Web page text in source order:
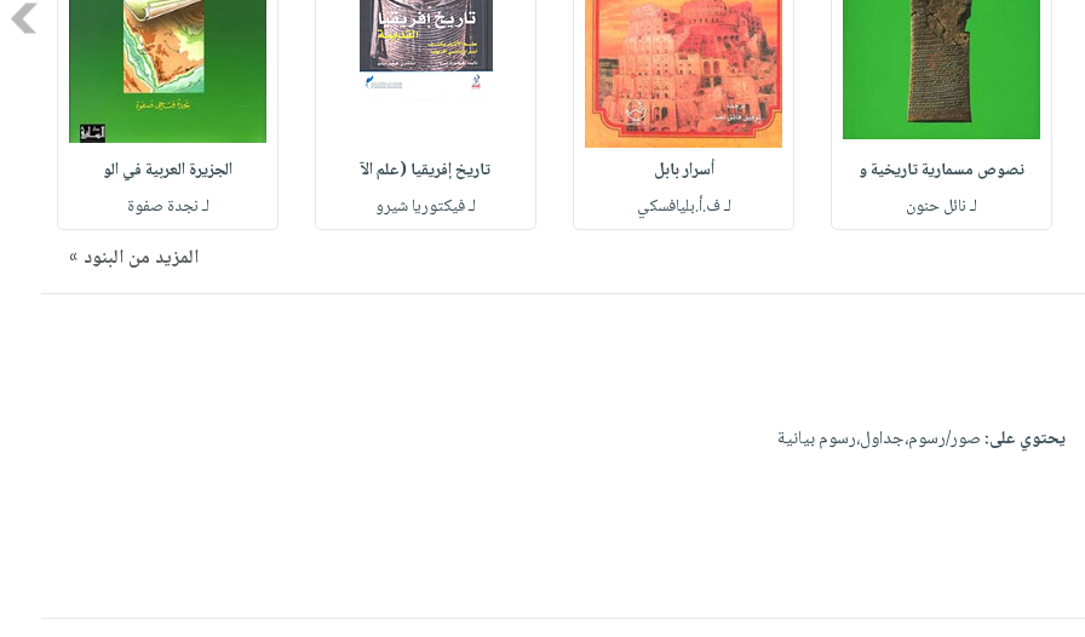
نصوص مسمارية تاريخية و
لـ نائل حنون
أسرار بابل
لـ ف.أ.بليافسكي
تاريخ إفريقيا (علم الآ
لـ فيكتوريا شيرو
الجزيرة العربية في الو
لـ نجدة صفوة
المزيد من البنود »
يحتوي على:صور/رسوم،جداول،رسوم بيانية